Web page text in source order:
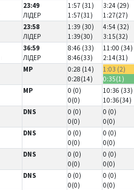
23:49
ЛІДЕР
1:57 (31)
1:57(31)
3:24 (29)
1:27(27)
23:58
ЛІДЕР
1:39 (30)
1:39(30)
4:54 (32)
3:15(32)
36:59
ЛІДЕР
8:46 (33)
8:46(33)
11:00 (34)
2:14(31)
MP
0:28 (14)
0:28(14)
1:03 (2)
0:35(1)
MP
0 (0)
0(0)
10:36 (33)
10:36(34)
DNS
0 (0)
0(0)
0 (0)
0(0)
DNS
0 (0)
0(0)
0 (0)
0(0)
DNS
0 (0)
0(0)
0 (0)
0(0)
DNS
0 (0)
0(0)
0 (0)
0(0)